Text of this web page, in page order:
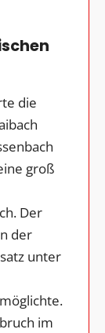
die
groß
Der
der
unter
im